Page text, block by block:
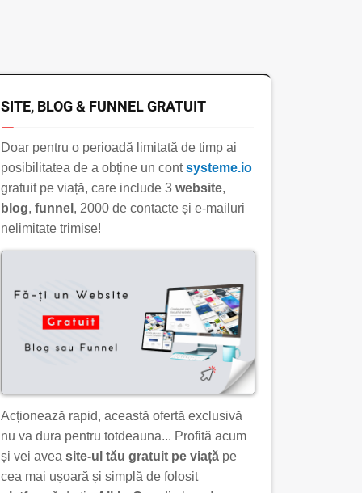
SITE, BLOG & FUNNEL GRATUIT
Doar pentru o perioadă limitată de timp ai
posibilitatea de a obține un contsysteme.io
gratuit pe viață, care include 3 website,
blog, funnel , 2000 de contacte și e-mailuri
nelimitate trimise!
Acționează rapid, această ofertă exclusivă
nu va dura pentru totdeauna... Profită acum
și vei avea site-ul tău gratuit pe viață pe
cea mai ușoară și simplă de folosit